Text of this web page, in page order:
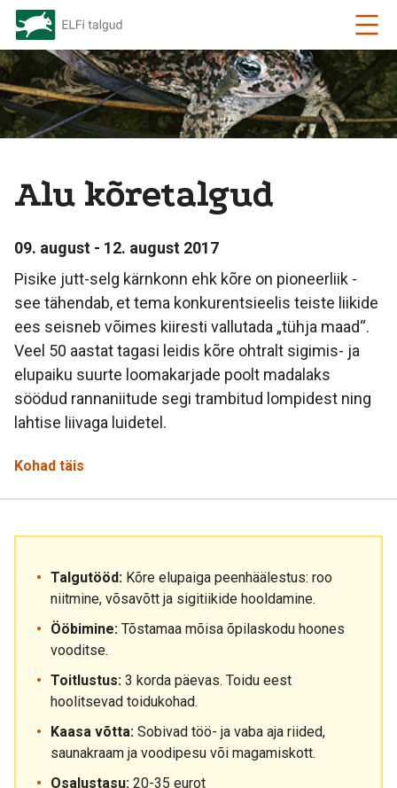
Alu kõretalgud
09. august - 12. august 2017
Pisike jutt-selg kärnkonn ehk kõre on pioneerliik -
see tähendab, et tema konkurentsieelis teiste liikide
ees seisneb võimes kiiresti vallutada „tühja maad“.
Veel 50 aastat tagasi leidis kõre ohtralt sigimis- ja
elupaiku suurte loomakarjade poolt madalaks
söödud rannaniitude segi trambitud lompidest ning
lahtise liivaga luidetel.
Kohad täis
Talgutööd: Kõre elupaiga peenhäälestus: roo
niitmine, võsavõtt ja sigitiikide hooldamine.
Ööbimine: Tõstamaa mõisa õpilaskodu hoones
vooditse.
Toitlustus: 3 korda päevas. Toidu eest
hoolitsevad toidukohad.
Kaasa võtta: Sobivad töö- ja vaba aja riided,
saunakraam ja voodipesu või magamiskott.
Osalustasu: 20-35 eurot